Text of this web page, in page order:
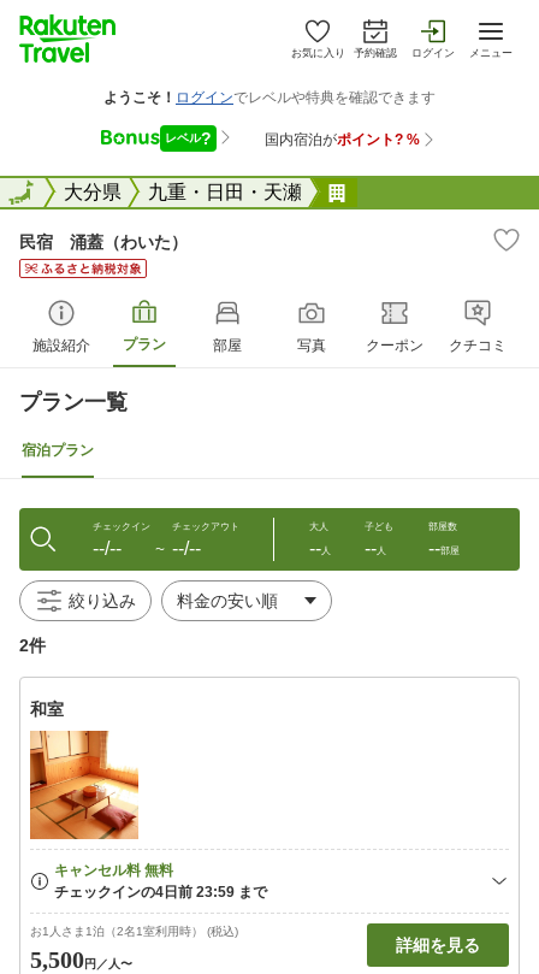
お気に入り 予約確認 ログイン メニュー
全国大分県 九重・日田・天瀬
全国
民宿 涌蓋（わいた）
施設紹介 プラン 部屋 写真 クーポン クチコミ
プラン一覧
宿泊プラン
チェックイン
--/-- 〜
チェックアウト
--/--
大人
--人
子ども
--人
部屋数
--部屋
絞り込み
2件
和室
お1人さま1泊（2名1室利用時） (税込)
5,500円 ／人〜
詳細を見る